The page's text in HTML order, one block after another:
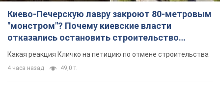
Киево-Печерскую лавру закроют 80-метровым
"монстром"? Почему киевские власти
отказались остановить строительство
небоскреба "московского верующего"
Какая реакция Кличко на петицию по отмене строительства
4 часа назад 49,0 т.